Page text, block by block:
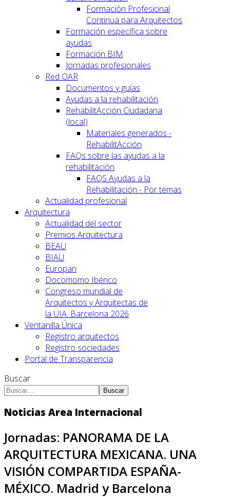
Formación Profesional
Continua para Arquitectos
Formación específica sobre
ayudas
Formación BIM
Jornadas profesionales
Red OAR
Documentos y guías
Ayudas a la rehabilitación
RehabilitAcción Ciudadana
(local)
Materiales generados -
RehabilitAcción
FAQs sobre las ayudas a la
rehabilitación
FAQS Ayudas a la
Rehabilitación - Por temas
Actualidad profesional
Arquitectura
Actualidad del sector
Premios Arquitectura
BEAU
BIAU
Europan
Docomomo Ibérico
Congreso mundial de
Arquitectos y Arquitectas de
la UIA. Barcelona 2026
Ventanilla Única
Registro arquitectos
Registro sociedades
Portal de Transparencia
Buscar
Buscar
Noticias Area Internacional
Jornadas: PANORAMA DE LA
ARQUITECTURA MEXICANA. UNA
VISIÓN COMPARTIDA ESPAÑA-
MÉXICO. Madrid y Barcelona